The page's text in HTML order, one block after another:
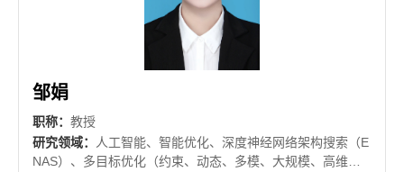
邹娟
职称： 教授
研究领域： 人工智能、智能优化、深度神经网络架构搜索（E
NAS）、多目标优化（约束、动态、多模、大规模、高维